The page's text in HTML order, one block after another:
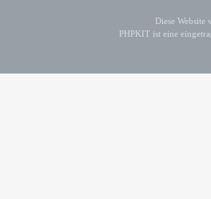
Diese
PHPKIT ist eine